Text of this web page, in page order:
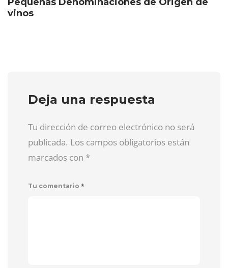
vinos
Deja una respuesta
Tu dirección de correo electrónico no será
publicada. Los campos obligatorios están
marcados con *
Tu comentario *